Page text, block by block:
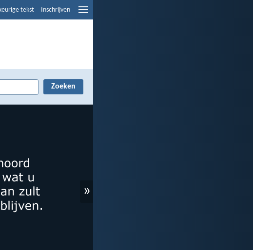
tekst Inschrijven
»